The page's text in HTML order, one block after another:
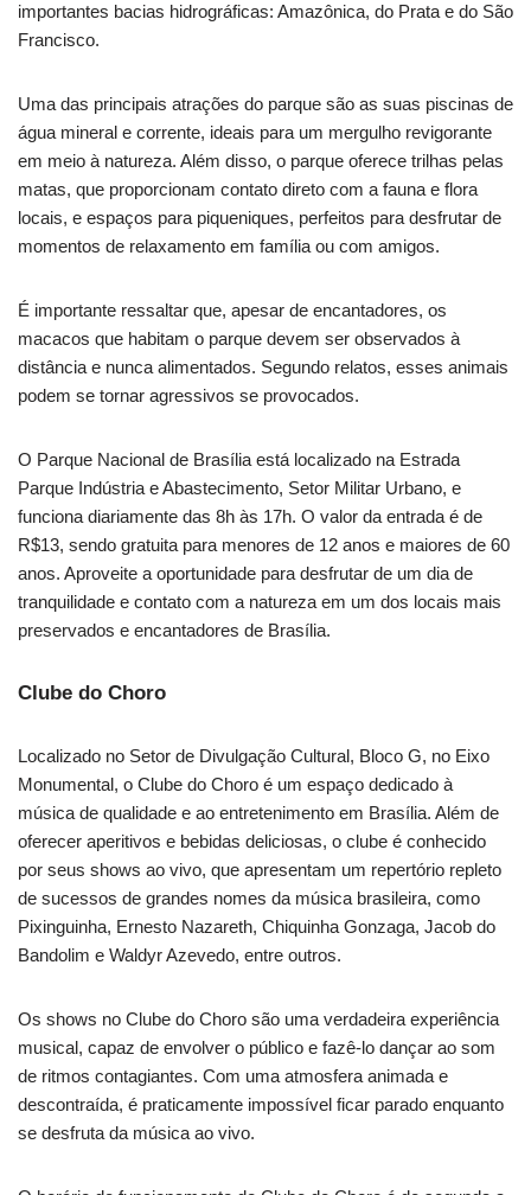
importantes bacias hidrográficas: Amazônica, do Prata e do São
Francisco.
Uma das principais atrações do parque são as suas piscinas de
água mineral e corrente, ideais para um mergulho revigorante
em meio à natureza. Além disso, o parque oferece trilhas pelas
matas, que proporcionam contato direto com a fauna e flora
locais, e espaços para piqueniques, perfeitos para desfrutar de
momentos de relaxamento em família ou com amigos.
É importante ressaltar que, apesar de encantadores, os
macacos que habitam o parque devem ser observados à
distância e nunca alimentados. Segundo relatos, esses animais
podem se tornar agressivos se provocados.
O Parque Nacional de Brasília está localizado na Estrada
Parque Indústria e Abastecimento, Setor Militar Urbano, e
funciona diariamente das 8h às 17h. O valor da entrada é de
R$13, sendo gratuita para menores de 12 anos e maiores de 60
anos. Aproveite a oportunidade para desfrutar de um dia de
tranquilidade e contato com a natureza em um dos locais mais
preservados e encantadores de Brasília.
Clube do Choro
Localizado no Setor de Divulgação Cultural, Bloco G, no Eixo
Monumental, o Clube do Choro é um espaço dedicado à
música de qualidade e ao entretenimento em Brasília. Além de
oferecer aperitivos e bebidas deliciosas, o clube é conhecido
por seus shows ao vivo, que apresentam um repertório repleto
de sucessos de grandes nomes da música brasileira, como
Pixinguinha, Ernesto Nazareth, Chiquinha Gonzaga, Jacob do
Bandolim e Waldyr Azevedo, entre outros.
Os shows no Clube do Choro são uma verdadeira experiência
musical, capaz de envolver o público e fazê-lo dançar ao som
de ritmos contagiantes. Com uma atmosfera animada e
descontraída, é praticamente impossível ficar parado enquanto
se desfruta da música ao vivo.